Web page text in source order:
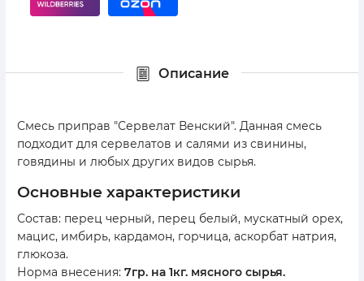
Описание
Смесь приправ "Сервелат Венский". Данная смесь
подходит для сервелатов и салями из свинины,
говядины и любых других видов сырья.
основные характеристики
Состав: перец черный, перец белый, мускатный орех,
мацис, имбирь, кардамон, горчица, аскорбат натрия,
глюкоза.
Норма внесения: 7гр. на 1кг. мясного сырья.